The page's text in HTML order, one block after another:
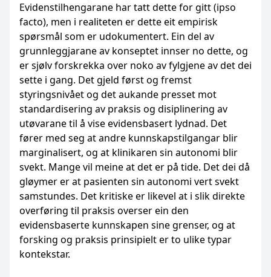
Evidenstilhengarane har tatt dette for gitt (ipso
facto), men i realiteten er dette eit empirisk
spørsmål som er udokumentert. Ein del av
grunnleggjarane av konseptet innser no dette, og
er sjølv forskrekka over noko av fylgjene av det dei
sette i gang. Det gjeld først og fremst
styringsnivået og det aukande presset mot
standardisering av praksis og disiplinering av
utøvarane til å vise evidensbasert lydnad. Det
fører med seg at andre kunnskapstilgangar blir
marginalisert, og at klinikaren sin autonomi blir
svekt. Mange vil meine at det er på tide. Det dei då
gløymer er at pasienten sin autonomi vert svekt
samstundes. Det kritiske er likevel at i slik direkte
overføring til praksis overser ein den
evidensbaserte kunnskapen sine grenser, og at
forsking og praksis prinsipielt er to ulike typar
kontekstar.